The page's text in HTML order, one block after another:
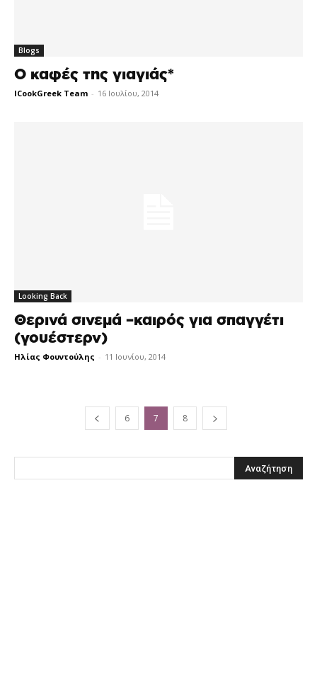
Blogs
Ο καφές της γιαγιάς*
ICookGreek Team - 16 Ιουλίου, 2014
Looking Back
Θερινά σινεμά –καιρός για σπαγγέτι
(γουέστερν)
Ηλίας Φουντούλης - 11 Ιουνίου, 2014
6 7 8